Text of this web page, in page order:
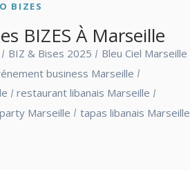
BIZES
BIZES À Marseille
BIZ & Bises 2025
Bleu Ciel Marseille
business Marseille
restaurant libanais Marseille
Marseille
tapas libanais Marseille